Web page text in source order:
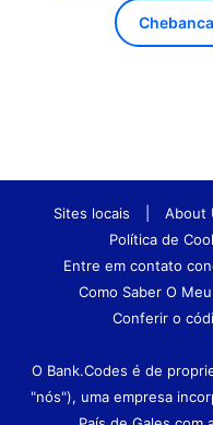
Chebanca
Sites locais About
Política de
Entre em contato
Como Saber O Meu
Conferir o
O Bank.Codes é de
"nós"), uma empresa